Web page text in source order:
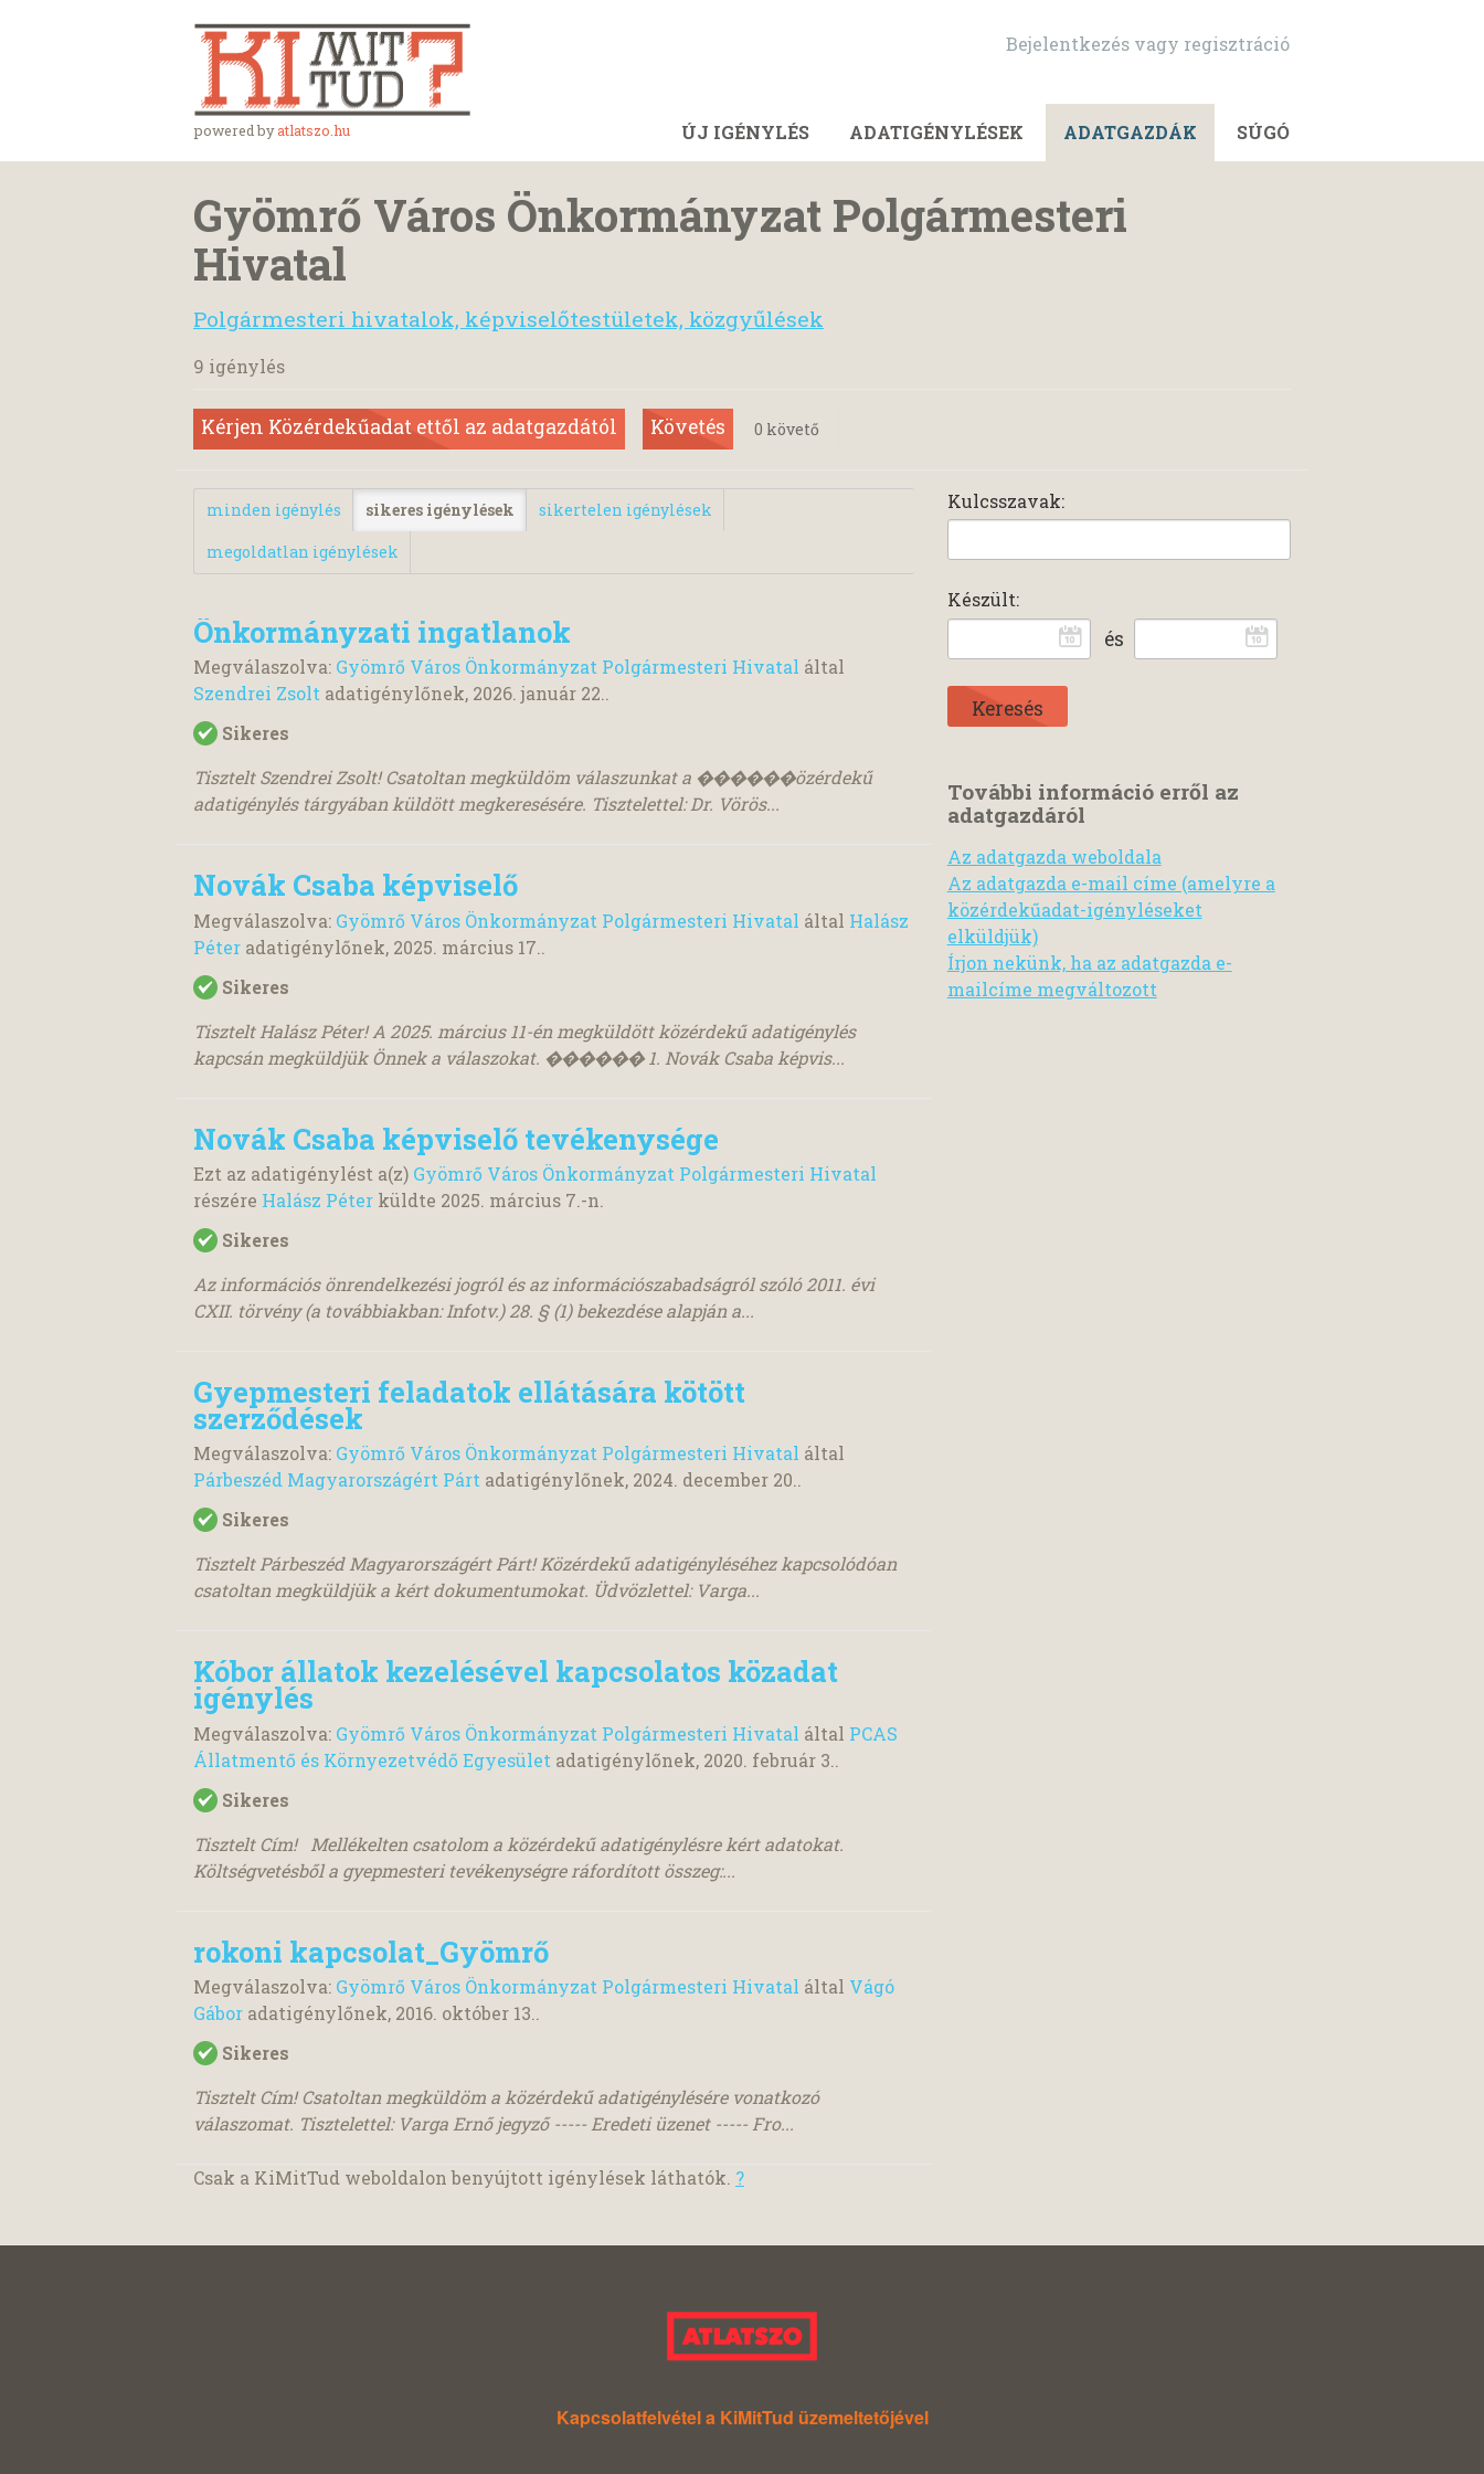
powered byatlatszo.hu
Bejelentkezés vagy regisztráció
ÚJ IGÉNYLÉS ADATIGÉNYLÉSEK ADATGAZDÁK SÚGÓ
Gyömrő Város Önkormányzat Polgármesteri
Hivatal
Polgármesteri hivatalok, képviselőtestületek, közgyűlések
9 igénylés
Kérjen Közérdekűadat ettől az adatgazdától Követés 0 követő
minden igénylés sikeres igénylések
sikertelen igénylések
megoldatlan igénylések
Önkormányzati ingatlanok
Megválaszolva: Gyömrő Város Önkormányzat Polgármesteri Hivatal által
Szendrei Zsolt adatigénylőnek, 2026. január 22..
Sikeres
Tisztelt Szendrei Zsolt! Csatoltan megküldöm válaszunkat a ������özérdekű
adatigénylés tárgyában küldött megkeresésére. Tisztelettel: Dr. Vörös...
Novák Csaba képviselő
Megválaszolva: Gyömrő Város Önkormányzat Polgármesteri Hivatal által Halász
Péter adatigénylőnek, 2025. március 17..
Sikeres
Tisztelt Halász Péter! A 2025. március 11-én megküldött közérdekű adatigénylés
kapcsán megküldjük Önnek a válaszokat. ������ 1. Novák Csaba képvis...
Novák Csaba képviselő tevékenysége
Ezt az adatigénylést a(z) Gyömrő Város Önkormányzat Polgármesteri Hivatal
részére Halász Péter küldte 2025. március 7.-n.
Sikeres
Az információs önrendelkezési jogról és az információszabadságról szóló 2011. évi
CXII. törvény (a továbbiakban: Infotv.) 28. § (1) bekezdése alapján a...
Gyepmesteri feladatok ellátására kötött
szerződések
Megválaszolva: Gyömrő Város Önkormányzat Polgármesteri Hivatal által
Párbeszéd Magyarországért Párt adatigénylőnek, 2024. december 20..
Sikeres
Tisztelt Párbeszéd Magyarországért Párt! Közérdekű adatigényléséhez kapcsolódóan
csatoltan megküldjük a kért dokumentumokat. Üdvözlettel: Varga...
Kóbor állatok kezelésével kapcsolatos közadat
igénylés
Megválaszolva: Gyömrő Város Önkormányzat Polgármesteri Hivatal által PCAS
Állatmentő és Környezetvédő Egyesület adatigénylőnek, 2020. február 3..
Sikeres
Tisztelt Cím! Mellékelten csatolom a közérdekű adatigénylésre kért adatokat.
Költségvetésből a gyepmesteri tevékenységre ráfordított összeg:...
rokoni kapcsolat_Gyömrő
Megválaszolva: Gyömrő Város Önkormányzat Polgármesteri Hivatal által Vágó
Gábor adatigénylőnek, 2016. október 13..
Sikeres
Tisztelt Cím! Csatoltan megküldöm a közérdekű adatigénylésére vonatkozó
válaszomat. Tisztelettel: Varga Ernő jegyző ----- Eredeti üzenet ----- Fro...
Csak a KiMitTud weboldalon benyújtott igénylések láthatók. ?
Kulcsszavak:
Készült:
és
További információ erről az
adatgazdáról
Az adatgazda weboldala
Az adatgazda e-mail címe (amelyre a
közérdekűadat-igényléseket
elküldjük)
Írjon nekünk, ha az adatgazda e-
mailcíme megváltozott
Kapcsolatfelvétel a KiMitTud üzemeltetőjével